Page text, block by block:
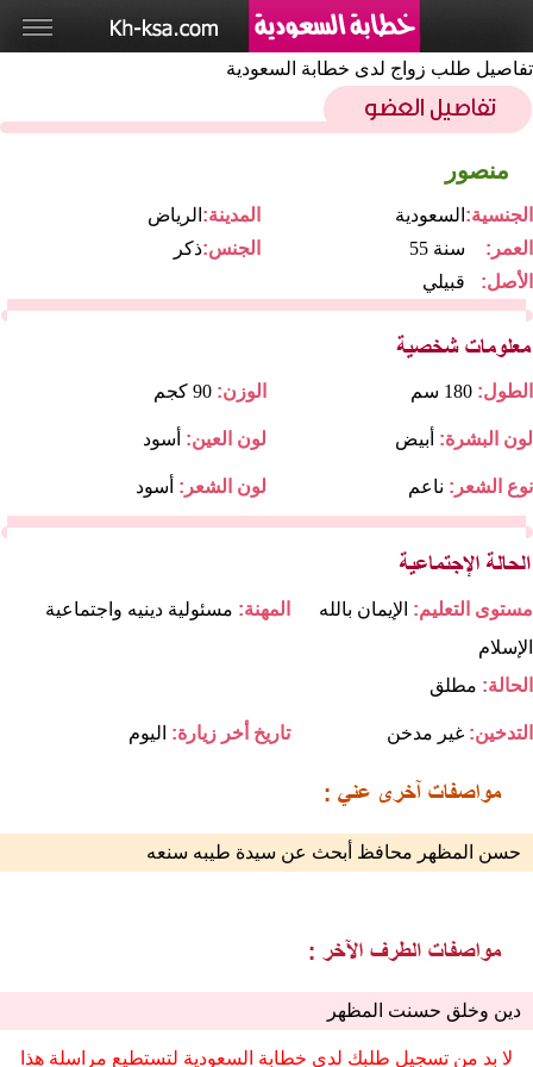
تفاصيل طلب زواج لدى خطابة السعودية
منصور
الرياض المدينة: السعودية الجنسية:
ذكرالجنس: 55 سنة
العمر:
قبيلي
الأصل:
الوزن: 90 كجم الطول: 180 سم
لون العين: أسود لون البشرة: أبيض
لون الشعر: أسود نوع الشعر: ناعم
المهنة: مسئولية دينيه واجتماعية مستوى التعليم: الإيمان بالله
الإسلام
الحالة: مطلق
تاريخ أخر زيارة: اليوم التدخين: غير مدخن
حسن المظهر محافظ أبحث عن سيدة طيبه سنعه
دين وخلق حسنت المظهر
لا بد من تسجيل طلبك لدى خطابة السعودية لتستطيع مراسلة هذا